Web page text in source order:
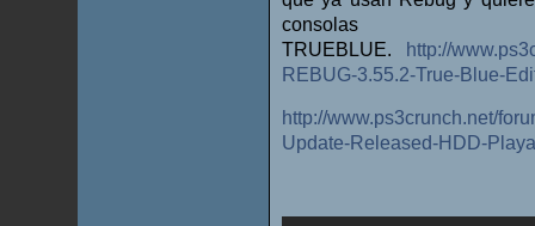
TRUEBLUE.
http://
REBUG-3.55.2-True-Blue-
http://www.ps3crunch.net/
Update-Released-HDD-